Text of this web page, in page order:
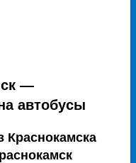
—
автобусы
Краснокамска